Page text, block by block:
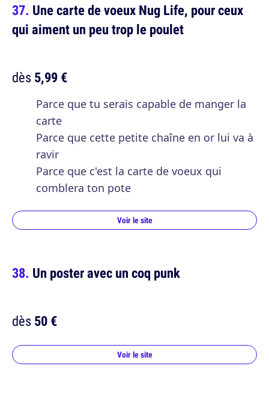
Une carte de voeux Nug Life, pour ceux
qui aiment un peu trop le poulet
dès5,99 €
Parce que tu serais capable de manger la
carte
Parce que cette petite chaîne en or lui va à
ravir
Parce que c'est la carte de voeux qui
comblera ton pote
Voir le site
Un poster avec un coq punk
dès50 €
Voir le site